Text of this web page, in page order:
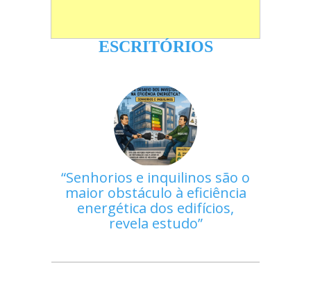
ESCRITÓRIOS
Senhorios e inquilinos são o
maior obstáculo à eficiência
energética dos edifícios,
revela estudo